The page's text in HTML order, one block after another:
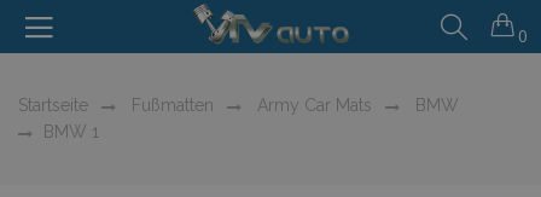
0
Startseite Fußmatten Army Car Mats
BMW
BMW 1